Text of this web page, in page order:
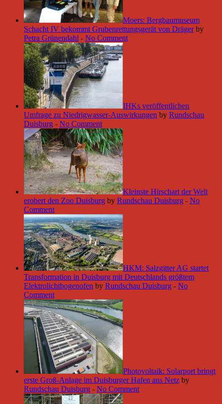
Moers: Bergbaumuseum
Schacht IV bekommt Grubenrettungsgerät von Dräger by
Petra Grünendahl - No Comment
IHKs veröffentlichen
Umfrage zu Niedrigwasser-Auswirkungen by Rundschau
Duisburg - No Comment
Kleinste Hirschart der Welt
erobert den Zoo Duisburg by Rundschau Duisburg - No
Comment
HKM: Salzgitter AG startet
Transformation in Duisburg mit Deutschlands größtem
Elektrolichtbogenofen by Rundschau Duisburg - No
Comment
Photovoltaik: Solarport bringt
erste Groß-Anlage im Duisburger Hafen ans Netz by
Rundschau Duisburg - No Comment